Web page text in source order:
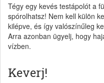
Tégy egy kevés testápolót a
spórolhatsz! Nem kell külön
kilépve, és így valószínűleg
Arra azonban ügyelj, hogy
vízben.
Keverj!